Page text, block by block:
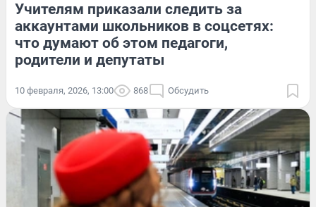
Учителям приказали следить за
аккаунтами школьников в соцсетях:
что думают об этом педагоги,
родители и депутаты
10 февраля, 2026, 13:00 868 Обсудить